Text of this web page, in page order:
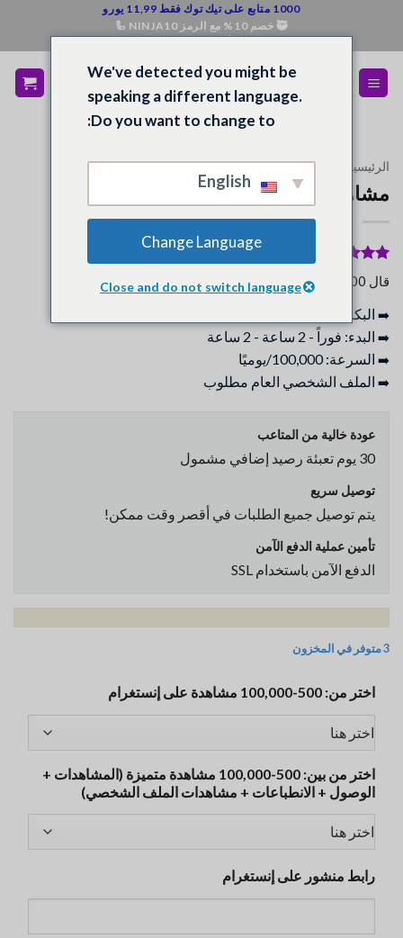
1000 متابع على تيك توك فقط 11,99 يورو
🥷 خصم 10% مع الرمز NINJA10 🦾
الرئيسية المتجر / انستقرام
مشاهدات إنستغرام
تم التقييم
بـ5
تقييم
96
قال 100% من المشترين أنهم راضون.
➡️ البكرات، IGTV، فيديو، فيديو
➡️ البدء: فوراً - 2 ساعة - 2 ساعة
➡️ السرعة: 100,000/يوميًا
➡️ الملف الشخصي العام مطلوب
عودة خالية من المتاعب
30 يوم تعبئة رصيد إضافي مشمول
توصيل سريع
يتم توصيل جميع الطلبات في أقصر وقت ممكن!
تأمين عملية الدفع الآمن
الدفع الآمن باستخدام SSL
3 متوفر في المخزون
اختر من: 500-100,000 مشاهدة على إنستغرام
اختر من بين: 500-100,000 مشاهدة متميزة (المشاهدات +
الوصول + الانطباعات + مشاهدات الملف الشخصي)
رابط منشور على إنستغرام
We've detected you might be
speaking a different language.
Do you want to change to:
Change Language
Close and do not switch language